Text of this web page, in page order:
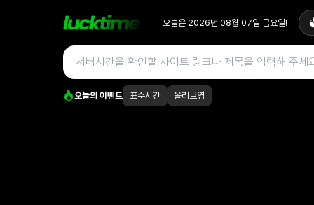
오늘은 2026년 08월 07일 금요일!
오늘의 이벤트 표준시간 올리브영